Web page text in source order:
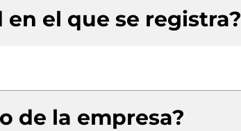
en el que se registra?
de la empresa?